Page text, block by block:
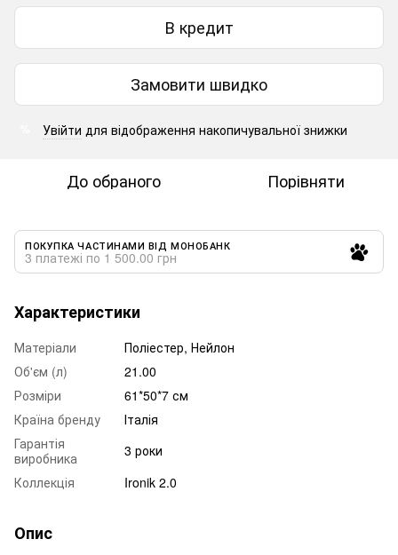
В кредит
Замовити швидко
Увійти для відображення накопичувальної знижки
До обраного Порівняти
ПОКУПКА ЧАСТИНАМИ ВІД МОНОБАНК
3 платежі по 1 500.00 грн
Характеристики
Матеріали
Поліестер, Нейлон
Об'єм (л)
21.00
Розміри
61*50*7 см
Країна бренду
Італія
Гарантія
виробника
3 роки
Коллекція
Ironik 2.0
Опис